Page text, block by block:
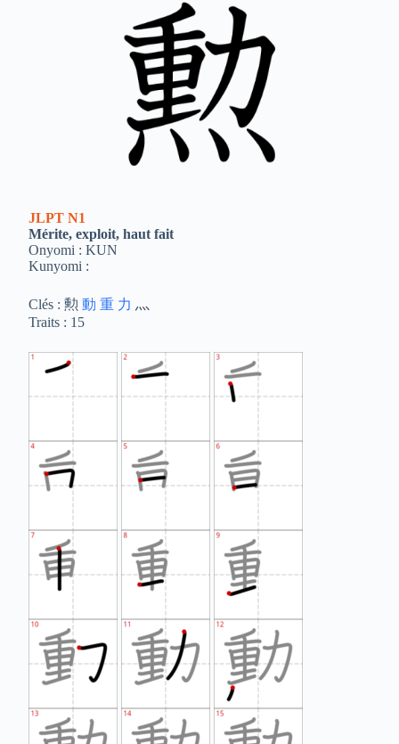
JLPT N1
Mérite, exploit, haut fait
Onyomi : KUN
Kunyomi :
Clés : 勲動 重 力 灬
Traits : 15